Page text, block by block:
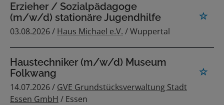
Erzieher / Sozialpädagoge
(m/w/d) stationäre Jugendhilfe
03.08.2026 / Haus Michael e.V. / Wuppertal
Haustechniker (m/w/d) Museum
Folkwang
14.07.2026 / GVE Grundstücksverwaltung Stadt
Essen GmbH / Essen